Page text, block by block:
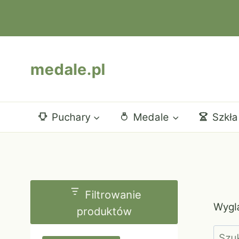
treści
medale.pl
Puchary Medale Szkła
Filtrowanie
produktów